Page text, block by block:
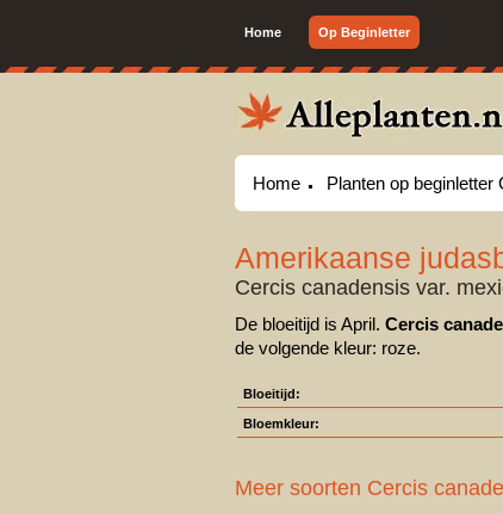
Home Op Beginletter
Home Planten op beginletter
Amerikaanse
Cercis canadensis var.
De bloeitijd is April. Cercis
de volgende kleur: roze.
Bloeitijd:
Bloemkleur:
Meer soorten Cercis